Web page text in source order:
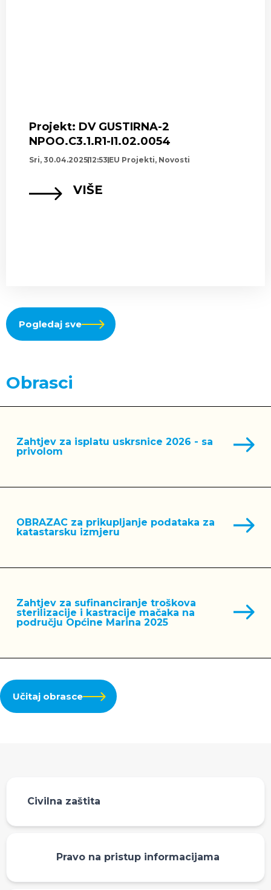
Projekt: DV GUSTIRNA-2
NPOO.C3.1.R1-I1.02.0054
Sri, 30.04.202512:53 EU Projekti, Novosti
VIŠE
Pogledaj sve
Obrasci
Zahtjev za isplatu uskrsnice 2026 - sa
privolom
OBRAZAC za prikupljanje podataka za
katastarsku izmjeru
Zahtjev za sufinanciranje troškova
sterilizacije i kastracije mačaka na
području Općine Marina 2025
Učitaj obrasce
Civilna zaštita
Pravo na pristup informacijama